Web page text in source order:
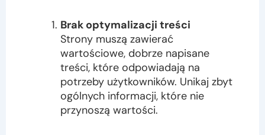
Brak optymalizacji treści
Strony muszą zawierać
wartościowe, dobrze napisane
treści, które odpowiadają na
potrzeby użytkowników. Unikaj zbyt
ogólnych informacji, które nie
przynoszą wartości.